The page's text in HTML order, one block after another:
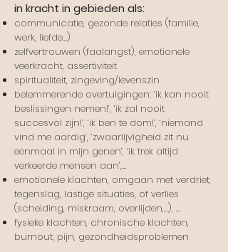
in kracht in gebieden als:
communicatie, gezonde relaties (familie,
werk, liefde...)
zelfvertrouwen (faalangst), emotionele
veerkracht, assertiviteit
spiritualiteit, zingeving/levenszin
belemmerende overtuigingen: ‘ik kan nooit
beslissingen nemen!’, ‘ik zal nooit
succesvol zijn!’, ‘ik ben te dom!’, ‘niemand
vind me aardig’, ‘zwaarlijvigheid zit nu
eenmaal in mijn genen’, ‘ik trek altijd
verkeerde mensen aan’,…
emotionele klachten, omgaan met verdriet,
tegenslag, lastige situaties, of verlies
(scheiding, miskraam, overlijden,…), …
fysieke klachten, chronische klachten,
burnout, pijn, gezondheidsproblemen